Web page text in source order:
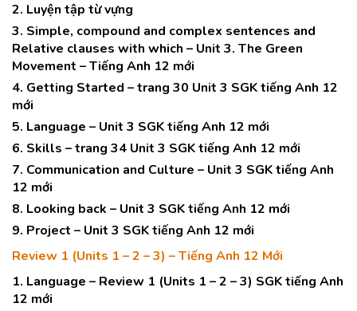
2. Luyện tập từ vựng
3. Simple, compound and complex sentences and
Relative clauses with which – Unit 3. The Green
Movement – Tiếng Anh 12 mới
4. Getting Started – trang 30 Unit 3 SGK tiếng Anh 12
mới
5. Language – Unit 3 SGK tiếng Anh 12 mới
6. Skills – trang 34 Unit 3 SGK tiếng Anh 12 mới
7. Communication and Culture – Unit 3 SGK tiếng Anh
12 mới
8. Looking back – Unit 3 SGK tiếng Anh 12 mới
9. Project – Unit 3 SGK tiếng Anh 12 mới
Review 1 (Units 1 – 2 – 3) – Tiếng Anh 12 Mới
1. Language – Review 1 (Units 1 – 2 – 3) SGK tiếng Anh
12 mới